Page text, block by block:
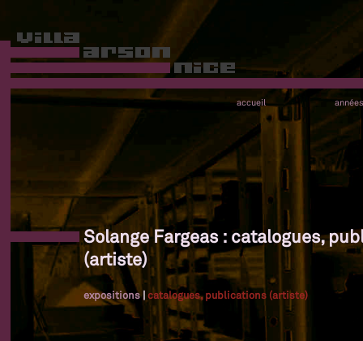
accueil années
Solange Fargeas : catalogues,
(artiste)
expositions|catalogues, publications (artiste)